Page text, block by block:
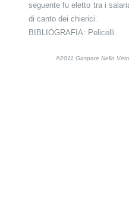
seguente fu eletto tra i
di canto dei chierici.
BIBLIOGRAFIA: Pelicelli.
©2011 Gaspare Nello